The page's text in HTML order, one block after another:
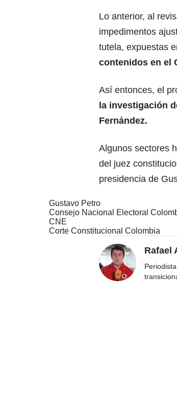
Lo anterior, al
impedimentos
tutela, expuestas
contenidos en el
Así entonces, el
la investigación
Fernández.
Algunos sectores
del juez
presidencia de
Gustavo Petro
Consejo Nacional Electoral
CNE
Corte Constitucional Colombia
Rafael